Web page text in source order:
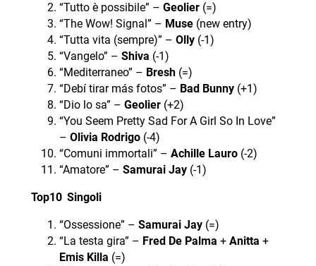
“Tutto è possibile” – Geolier(=)
“The Wow! Signal” – Muse(new entry)
“Tutta vita (sempre)” – Olly(-1)
“Vangelo” – Shiva (-1)
“Mediterraneo” – Bresh(=)
“Debí tirar más fotos” – Bad Bunny(+1)
“Dio lo sa” – Geolier(+2)
“You Seem Pretty Sad For A Girl So In Love”
– Olivia Rodrigo(-4)
“Comuni immortali” – Achille Lauro(-2)
“Amatore” – Samurai Jay(-1)
Top10 Singoli
“Ossessione” – Samurai Jay(=)
“La testa gira” – Fred De Palma + Anitta +
Emis Killa (=)